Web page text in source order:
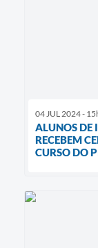
04 JUL 2024 -
ALUNOS DE
RECEBEM
CURSO DO